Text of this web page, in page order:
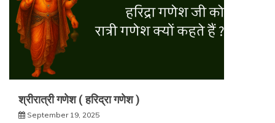
श्रीरात्री गणेश ( हरिद्रा गणेश )
September 19, 2025